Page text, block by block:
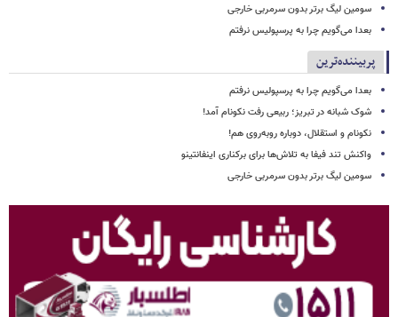
سومین لیگ برتر بدون سرمربی خارجی
بعدا می‌گویم چرا به پرسپولیس نرفتم
پربیننده‌ترین
بعدا می‌گویم چرا به پرسپولیس نرفتم
شوک شبانه در تبریز؛ ربیعی رفت نکونام آمد!
نکونام و استقلال، دوباره روبه‌روی هم!
واکنش تند فیفا به تلاش‌ها برای برکناری اینفانتینو
سومین لیگ برتر بدون سرمربی خارجی